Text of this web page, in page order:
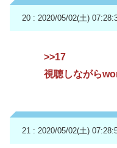
20 : 2020/05/02(土)
>>17
視聴しながら
21 : 2020/05/02(土)